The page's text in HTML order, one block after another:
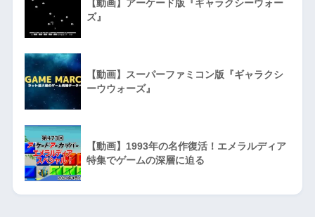
【動画】アーケード版『ギャラクシーウォー
ズ』
【動画】スーパーファミコン版『ギャラクシ
ーウウォーズ』
【動画】1993年の名作復活！エメラルディア
特集でゲームの深層に迫る